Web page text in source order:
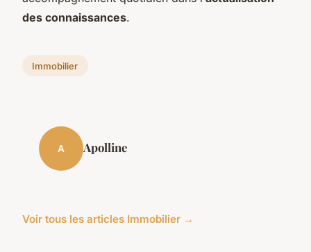
des connaissances.
Immobilier
A Apolline
Voir tous les articles Immobilier →